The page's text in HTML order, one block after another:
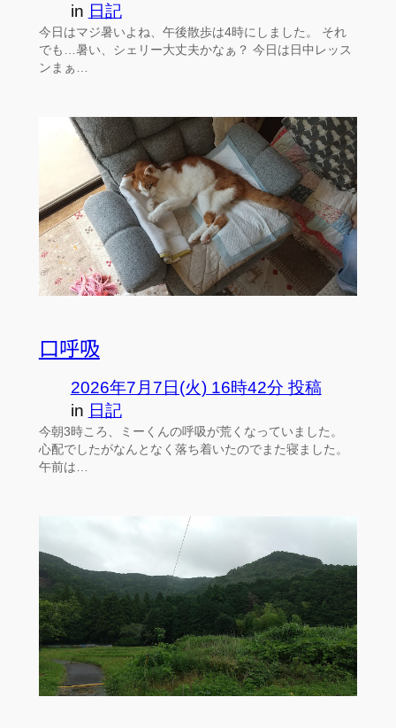
in 日記
今日はマジ暑いよね、午後散歩は4時にしました。 それ
でも…暑い、シェリー大丈夫かなぁ？ 今日は日中レッス
ンまぁ…
口呼吸
2026年7月7日(火) 16時42分 投稿
in 日記
今朝3時ころ、ミーくんの呼吸が荒くなっていました。
心配でしたがなんとなく落ち着いたのでまた寝ました。
午前は…